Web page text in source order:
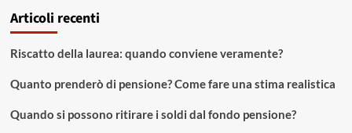
Articoli recenti
Riscatto della laurea: quando conviene veramente?
Quanto prenderò di pensione? Come fare una stima realistica
Quando si possono ritirare i soldi dal fondo pensione?